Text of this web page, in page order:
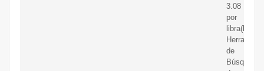
3.08
por
libra(lb).
de
Búsqueda